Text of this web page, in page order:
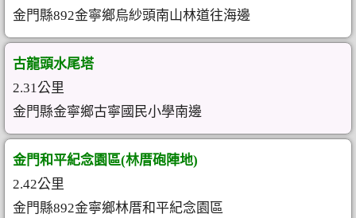
金門縣892金寧鄉烏紗頭南山林道往海邊
古龍頭水尾塔
2.31公里
金門縣金寧鄉古寧國民小學南邊
金門和平紀念園區(林厝砲陣地)
2.42公里
金門縣892金寧鄉林厝和平紀念園區